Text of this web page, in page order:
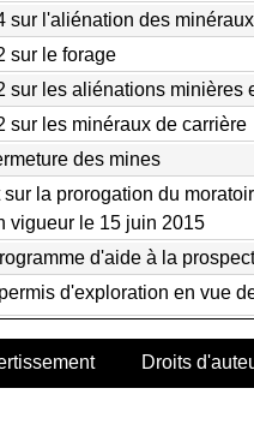
sur l'aliénation des minéraux
sur le forage
sur les aliénations minières
sur les minéraux de carrière
des mines
sur la prorogation du
vigueur le 15 juin 2015
d'aide à la
d'exploration en vue
Droits